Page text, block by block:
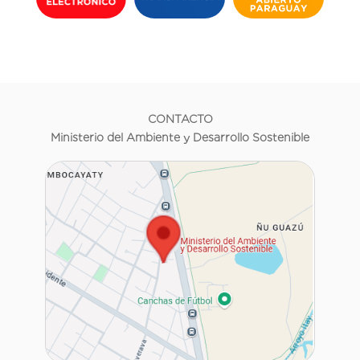
CONTACTO
Ministerio del Ambiente y Desarrollo Sostenible